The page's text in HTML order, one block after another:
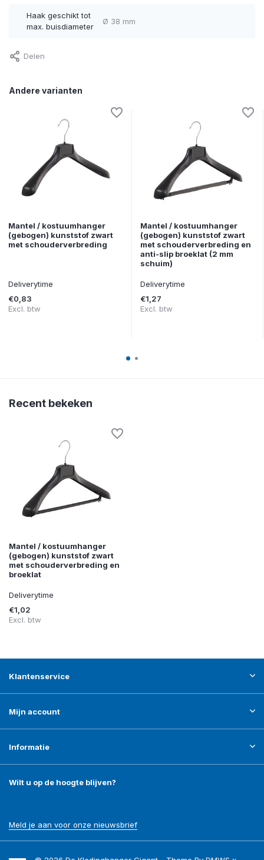
Haak geschikt tot
max. buisdiameter
Ø 38 mm
Delen
Andere varianten
Mantel / kostuumhanger
(gebogen) kunststof zwart
met schouderverbreding
Deliverytime
€0,83
Excl. btw
Mantel / kostuumhanger
(gebogen) kunststof zwart
met schouderverbreding en
anti-slip broeklat (2 mm
schuim)
Deliverytime
€1,27
Excl. btw
Recent bekeken
Mantel / kostuumhanger
(gebogen) kunststof zwart
met schouderverbreding en
broeklat
Deliverytime
€1,02
Excl. btw
Klantenservice
Mijn account
Informatie
Wilt u op de hoogte blijven?
Meld je aan voor onze nieuwsbrief